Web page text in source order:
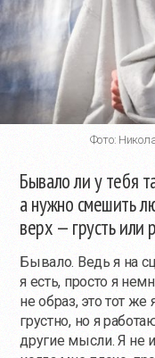
Фото:
Бывало ли у тебя
а нужно смешить
верх — грусть или
Бывало. Ведь я на
я есть, просто я
не образ, это тот
грустно, но я
другие мысли. Я не